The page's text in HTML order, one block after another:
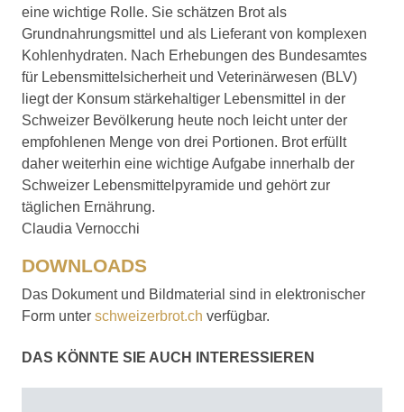
eine wichtige Rolle. Sie schätzen Brot als
Grundnahrungsmittel und als Lieferant von komplexen
Kohlenhydraten. Nach Erhebungen des Bundesamtes
für Lebensmittelsicherheit und Veterinärwesen (BLV)
liegt der Konsum stärkehaltiger Lebensmittel in der
Schweizer Bevölkerung heute noch leicht unter der
empfohlenen Menge von drei Portionen. Brot erfüllt
daher weiterhin eine wichtige Aufgabe innerhalb der
Schweizer Lebensmittelpyramide und gehört zur
täglichen Ernährung.
Claudia Vernocchi
DOWNLOADS
Das Dokument und Bildmaterial sind in elektronischer
Form unter schweizerbrot.ch verfügbar.
DAS KÖNNTE SIE AUCH INTERESSIEREN